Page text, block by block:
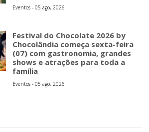
Eventos - 05 ago, 2026
Festival do Chocolate 2026 by
Chocolândia começa sexta-feira
(07) com gastronomia, grandes
shows e atrações para toda a
família
Eventos - 05 ago, 2026